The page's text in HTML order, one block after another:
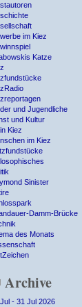
im Kiez
Katze
und Jugendliche
und Kultur
Kiez
im Kiez
Sinister
Damm-Brücke
des Monats
Archive
- 31 Jul 2026